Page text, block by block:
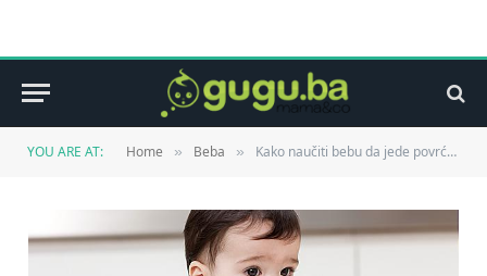
YOU ARE AT: Home » Beba » Kako naučiti bebu da jede povrće i proteine?